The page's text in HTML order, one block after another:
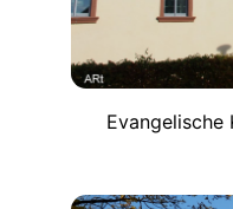
Evangelische